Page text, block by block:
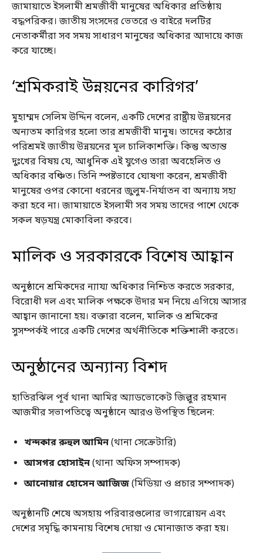
জামায়াতে ইসলামী শ্রমজীবী মানুষের অধিকার প্রতিষ্ঠায়
বদ্ধপরিকর। জাতীয় সংসদের ভেতরে ও বাইরে দলটির
নেতাকর্মীরা সব সময় সাধারণ মানুষের অধিকার আদায়ে কাজ
করে যাচ্ছে।
‘শ্রমিকরাই উন্নয়নের কারিগর’
মুহাম্মদ সেলিম উদ্দিন বলেন, একটি দেশের রাষ্ট্রীয় উন্নয়নের
অন্যতম কারিগর হলো তার শ্রমজীবী মানুষ। তাদের কঠোর
পরিশ্রমই জাতীয় উন্নয়নের মূল চালিকাশক্তি। কিন্তু অত্যন্ত
দুঃখের বিষয় যে, আধুনিক এই যুগেও তারা অবহেলিত ও
অধিকার বঞ্চিত। তিনি স্পষ্টভাবে ঘোষণা করেন, শ্রমজীবী
মানুষের ওপর কোনো ধরনের জুলুম-নির্যাতন বা অন্যায় সহ্য
করা হবে না। জামায়াতে ইসলামী সব সময় তাদের পাশে থেকে
সকল ষড়যন্ত্র মোকাবিলা করবে।
মালিক ও সরকারকে বিশেষ আহ্বান
অনুষ্ঠানে শ্রমিকদের ন্যায্য অধিকার নিশ্চিত করতে সরকার,
বিরোধী দল এবং মালিক পক্ষকে উদার মন নিয়ে এগিয়ে আসার
আহ্বান জানানো হয়। বক্তারা বলেন, মালিক ও শ্রমিকের
সুসম্পর্কই পারে একটি দেশের অর্থনীতিকে শক্তিশালী করতে।
অনুষ্ঠানের অন্যান্য বিশদ
হাতিরঝিল পূর্ব থানা আমির অ্যাডভোকেট জিল্লুর রহমান
আজমীর সভাপতিত্বে অনুষ্ঠানে আরও উপস্থিত ছিলেন:
খন্দকার রুহুল আমিন(থানা সেক্রেটারি)
আসগর হোসাইন(থানা অফিস সম্পাদক)
আনোয়ার হোসেন আজিজ(মিডিয়া ও প্রচার সম্পাদক)
অনুষ্ঠানটি শেষে অসহায় পরিবারগুলোর ভাগ্যন্নোয়ন এবং
দেশের সমৃদ্ধি কামনায় বিশেষ দোয়া ও মোনাজাত করা হয়।